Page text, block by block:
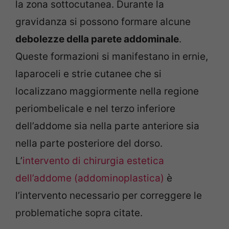
la zona sottocutanea. Durante la
gravidanza si possono formare alcune
debolezze della parete addominale.
Queste formazioni si manifestano in ernie,
laparoceli e strie cutanee che si
localizzano maggiormente nella regione
periombelicale e nel terzo inferiore
dell’addome sia nella parte anteriore sia
nella parte posteriore del dorso.
L’intervento di chirurgia estetica
dell’addome (addominoplastica) è
l’intervento necessario per correggere le
problematiche sopra citate.